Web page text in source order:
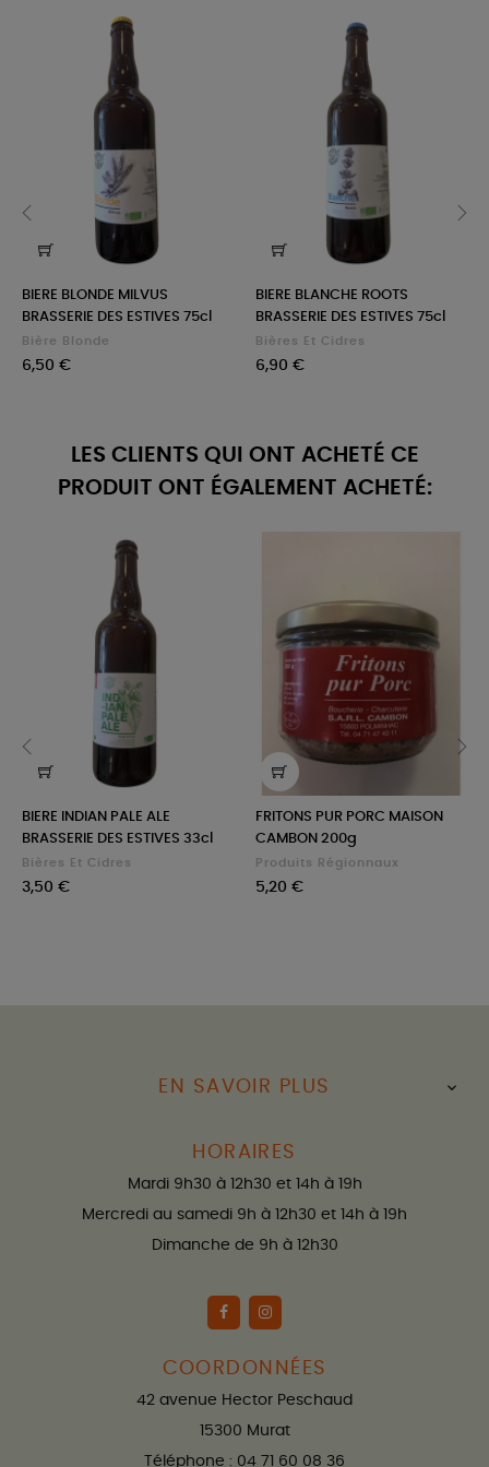
BIERE BLONDE MILVUS
BRASSERIE DES ESTIVES 75cl
Bière Blonde
Prix
6,50 €
BIERE BLANCHE ROOTS
BRASSERIE DES ESTIVES 75cl
Bières Et Cidres
Prix
6,90 €
LES CLIENTS QUI ONT ACHETÉ CE
PRODUIT ONT ÉGALEMENT ACHETÉ:
BIERE INDIAN PALE ALE
BRASSERIE DES ESTIVES 33cl
Bières Et Cidres
Prix
3,50 €
FRITONS PUR PORC MAISON
CAMBON 200g
Produits Régionnaux
Prix
5,20 €
EN SAVOIR PLUS 
HORAIRES
Mardi 9h30 à 12h30 et 14h à 19h
Mercredi au samedi 9h à 12h30 et 14h à 19h
Dimanche de 9h à 12h30
COORDONNÉES
42 avenue Hector Peschaud
15300 Murat
Téléphone : 04 71 60 08 36